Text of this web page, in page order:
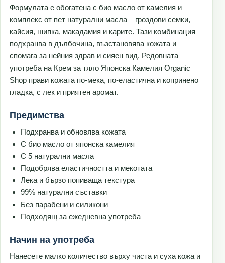
Формулата е обогатена с био масло от камелия и
комплекс от пет натурални масла – гроздови семки,
кайсия, шипка, макадамия и карите. Тази комбинация
подхранва в дълбочина, възстановява кожата и
спомага за нейния здрав и сияен вид. Редовната
употреба на Крем за тяло Японска Камелия Organic
Shop прави кожата по-мека, по-еластична и копринено
гладка, с лек и приятен аромат.
Предимства
Подхранва и обновява кожата
С био масло от японска камелия
С 5 натурални масла
Подобрява еластичността и мекотата
Лека и бързо попиваща текстура
99% натурални съставки
Без парабени и силикони
Подходящ за ежедневна употреба
Начин на употреба
Нанесете малко количество върху чиста и суха кожа и